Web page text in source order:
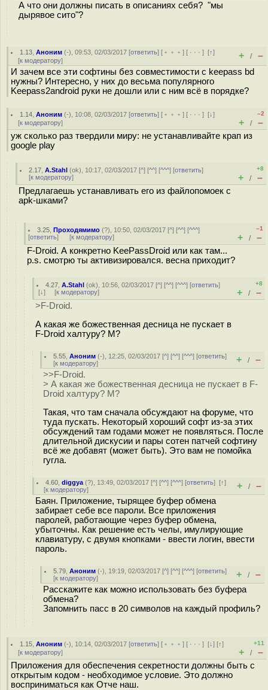
А что они должны писать в описаниях себя? "мы
дырявое сито"?
1.13 ,Аноним (-), 09:53, 02/03/2017 [ответить] [ ﹢﹢﹢] [ · · ·][↑]
[к модератору] + / –
И зачем все эти софтины без совместимости с keepass bd
нужны? Интересно, у них до весьма популярного
Keepass2android руки не дошли или с ним всё в порядке?
1.14 ,Аноним (-), 10:08, 02/03/2017 [ответить] [ ﹢﹢﹢] [ · · ·][↓]
[к модератору]
–2
+ / –
уж сколько раз твердили миру: не устанавливайте крап из
google play
2.17 ,A.Stahl (ok), 10:17, 02/03/2017 [^] [^^] [^^^] [ответить]
[к модератору]
+8
+ / –
Предлагаешь устанавливать его из файлопомоек с
apk-шками?
3.25 ,Проходямимо (?), 10:50, 02/03/2017 [^] [^^] [^^^]
[ответить] [к модератору]
–1
+ / –
F-Droid. А конкретно KeePassDroid или как там...
p.s. смотрю ты активизировался. весна приходит?
4.27 ,A.Stahl (ok), 10:56, 02/03/2017 [^] [^^] [^^^] [ответить]
[↓] [к модератору]
+8
+ / –
>F-Droid.
А какая же божественная десница не пускает в
F-Droid халтуру? М?
5.55 ,Аноним (-), 12:25, 02/03/2017 [^] [^^] [^^^] [ответить]
[к модератору] + / –
>>F-Droid.
> А какая же божественная десница не пускает в F-
Droid халтуру? М?
Такая, что там сначала обсуждают на форуме, что
туда пускать. Некоторый хороший софт из-за этих
обсуждений там годами может не появляться. После
длительной дискусии и пары сотен патчей софтину
всё же добавят (может быть). Это вам не помойка
гугла.
4.60 ,diggya (?), 13:49, 02/03/2017 [^] [^^] [^^^] [ответить][↑]
[к модератору] + / –
Баян. Приложение, тырящее буфер обмена
забирает себе все пароли. Все приложения
паролей, работающие через буфер обмена,
убыточны. Как решение есть челы, имулирующие
клавиатуру, с двумя кнопками - ввести логин, ввести
пароль.
5.79 ,Аноним (-), 19:19, 02/03/2017 [^] [^^] [^^^] [ответить]
[к модератору] + / –
Расскажите как можно использовать без буфера
обмена?
Запомнить пасс в 20 символов на каждый профиль?
1.15 ,Аноним (-), 10:14, 02/03/2017 [ответить] [ ﹢﹢﹢] [ · · ·][↓] [↑]
[к модератору]
+11
+ / –
Приложения для обеспечения секретности должны быть с
открытым кодом - необходимое условие. Это должно
восприниматься как Отче наш.